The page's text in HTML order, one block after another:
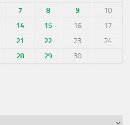
7 8 9
10
14 15 16
17
21 22 23
24
28 29
30